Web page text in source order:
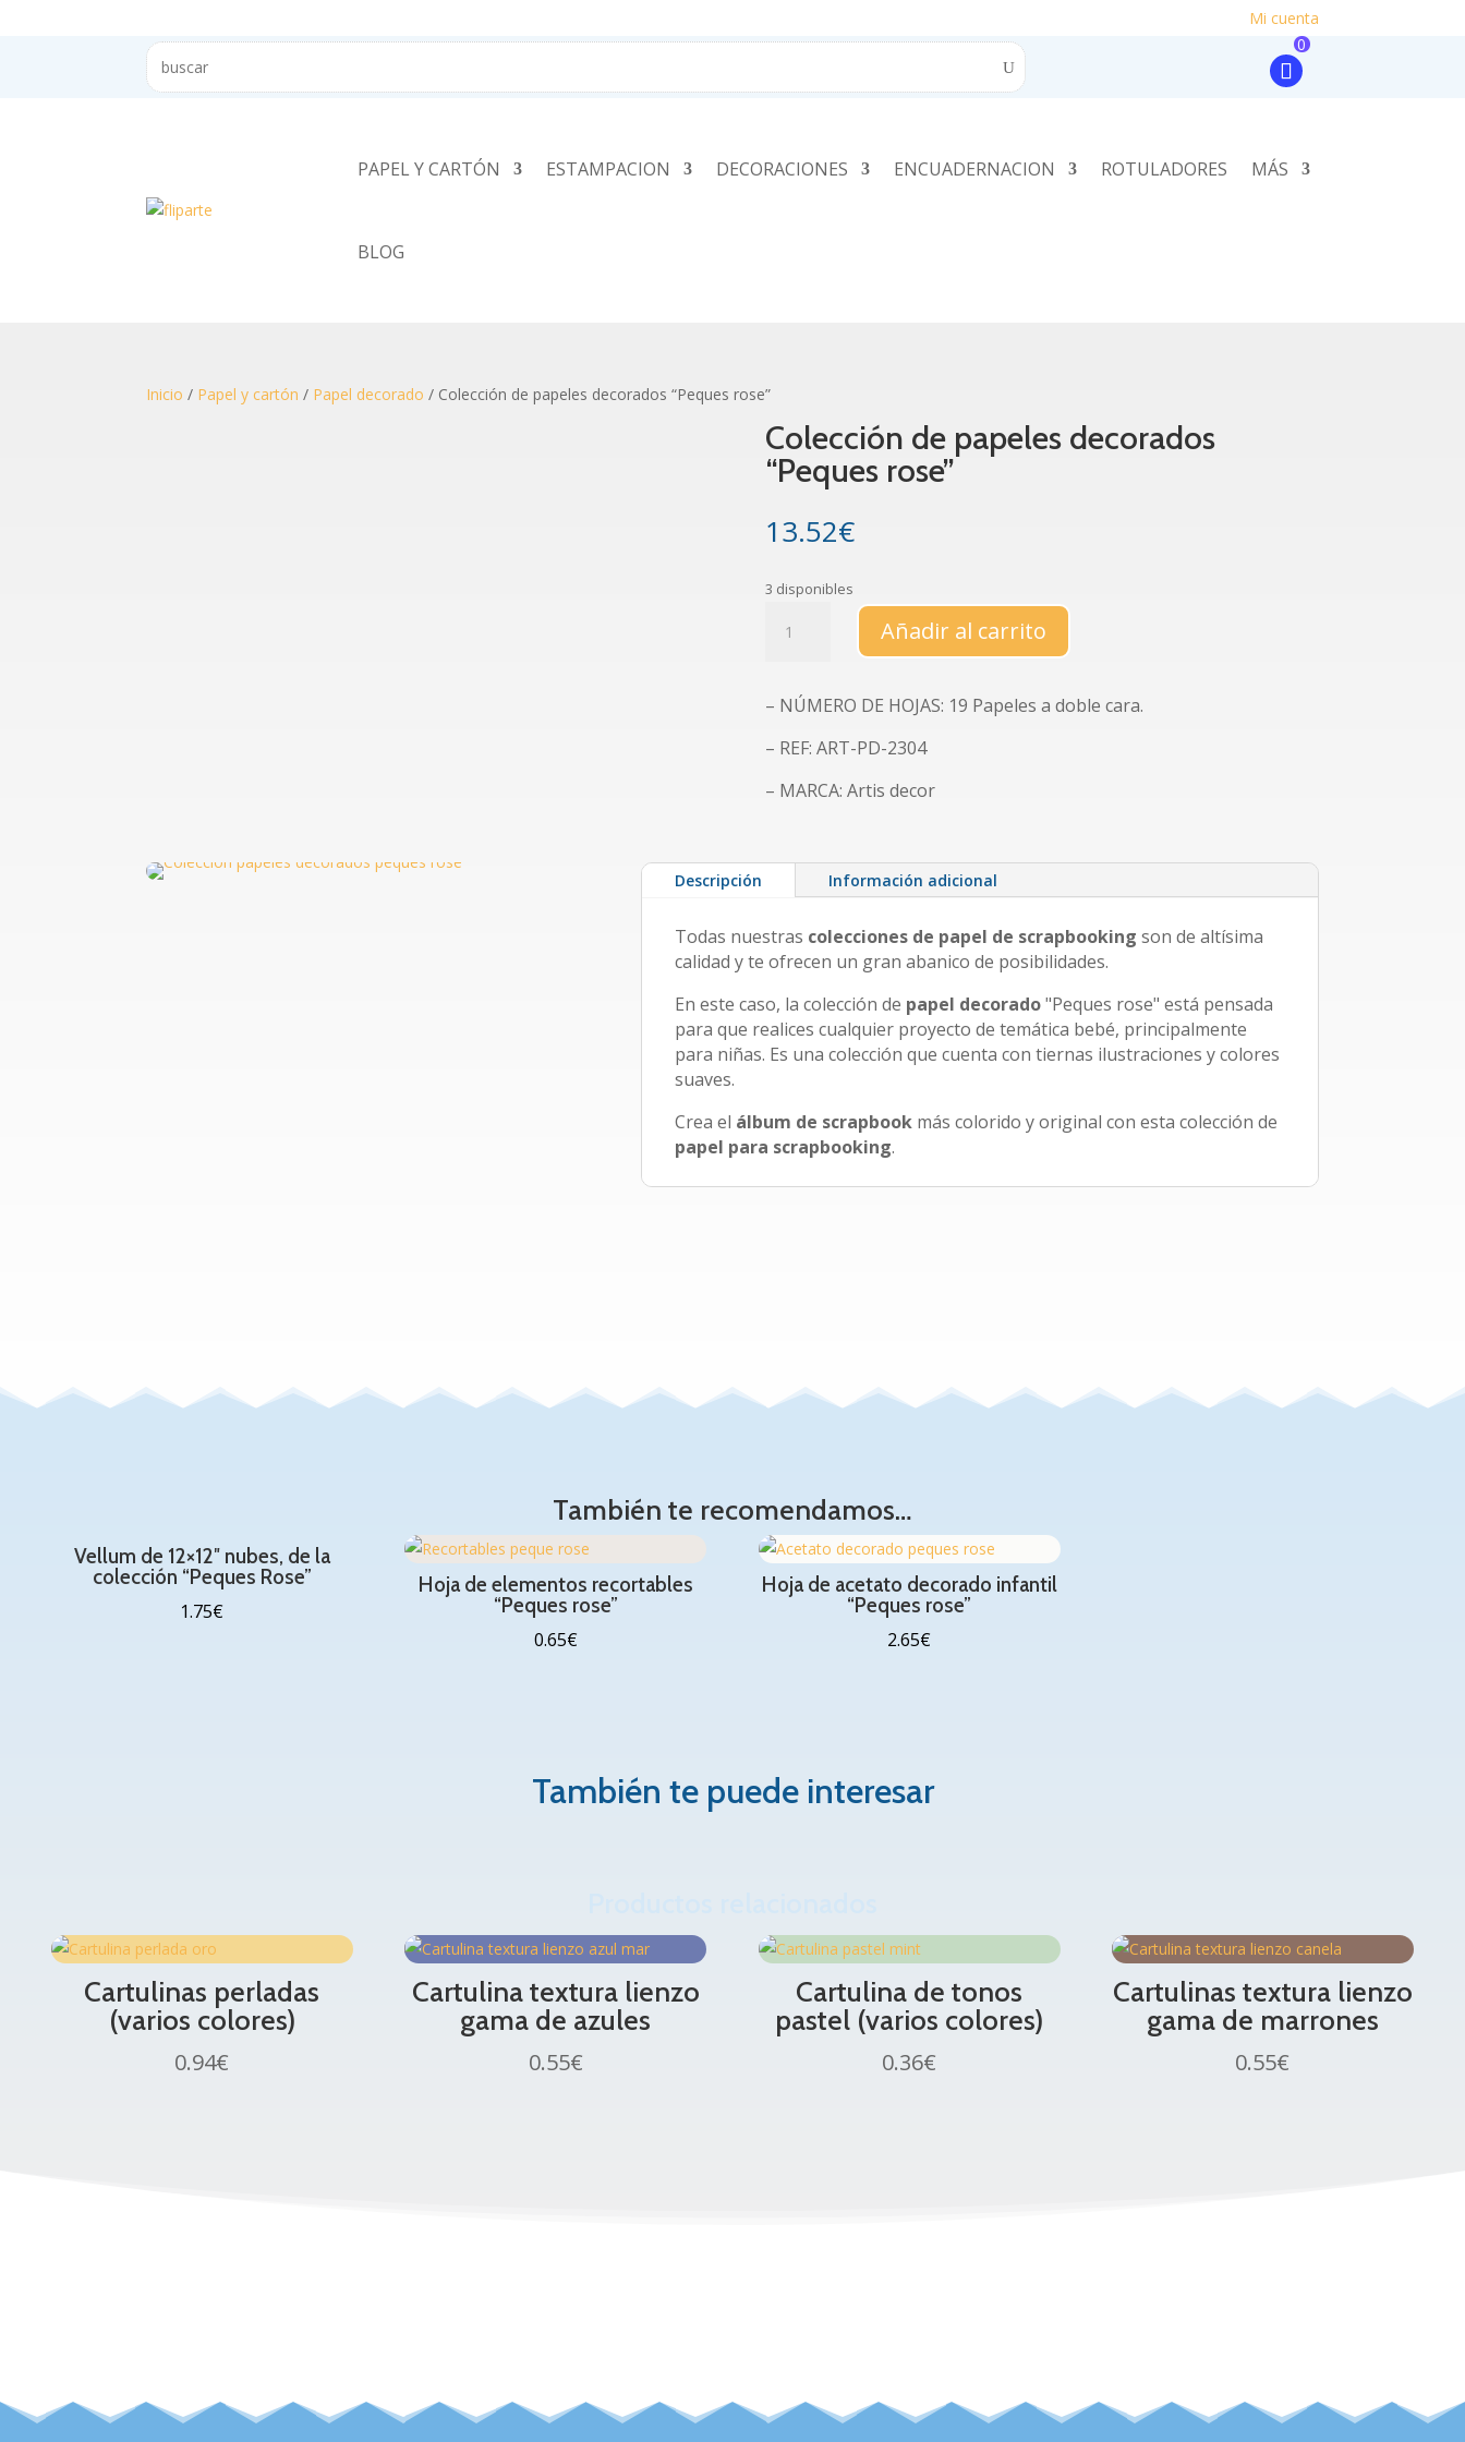
Mi cuenta
0
PAPEL Y CARTÓN ESTAMPACION DECORACIONES ENCUADERNACION ROTULADORES MÁS
BLOG
Inicio / Papel y cartón / Papel decorado / Colección de papeles decorados “Peques rose”
Colección de papeles decorados
“Peques rose”
13.52€
3 disponibles
"Peques
rose"
Añadir al carrito
– NÚMERO DE HOJAS: 19 Papeles a doble cara.
– REF: ART-PD-2304
– MARCA: Artis decor
Descripción Información adicional
Todas nuestras colecciones de papel de scrapbooking son de altísima
calidad y te ofrecen un gran abanico de posibilidades.
En este caso, la colección de papel decorado"Peques rose" está pensada
para que realices cualquier proyecto de temática bebé, principalmente
para niñas. Es una colección que cuenta con tiernas ilustraciones y colores
suaves.
Crea el álbum de scrapbook más colorido y original con esta colección de
papel para scrapbooking.
También te recomendamos…
Vellum de 12×12″ nubes, de la
colección “Peques Rose”
1.75€
Hoja de elementos recortables
“Peques rose”
0.65€
Hoja de acetato decorado infantil
“Peques rose”
2.65€
También te puede interesar
Cartulinas perladas
(varios colores)
0.94€
Cartulina textura lienzo
gama de azules
0.55€
Cartulina de tonos
pastel (varios colores)
0.36€
Cartulinas textura lienzo
gama de marrones
0.55€